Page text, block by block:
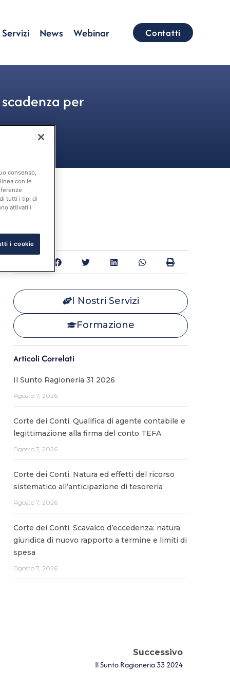
Servizi News Webinar Contatti
per
Condividi:
I Nostri Servizi
Formazione
Articoli Correlati
Il Sunto Ragioneria 31 2026
Agosto 7, 2026
Corte dei Conti. Qualifica di agente contabile e
legittimazione alla firma del conto TEFA
Agosto 7, 2026
Corte dei Conti. Natura ed effetti del ricorso
sistematico all’anticipazione di tesoreria
Agosto 7, 2026
Corte dei Conti. Scavalco d’eccedenza: natura
giuridica di nuovo rapporto a termine e limiti di
spesa
Agosto 7, 2026
Successivo
Il Sunto Ragioneria 33 2024
consenso,
con le
tutti i tipi di
attivati i
i cookie